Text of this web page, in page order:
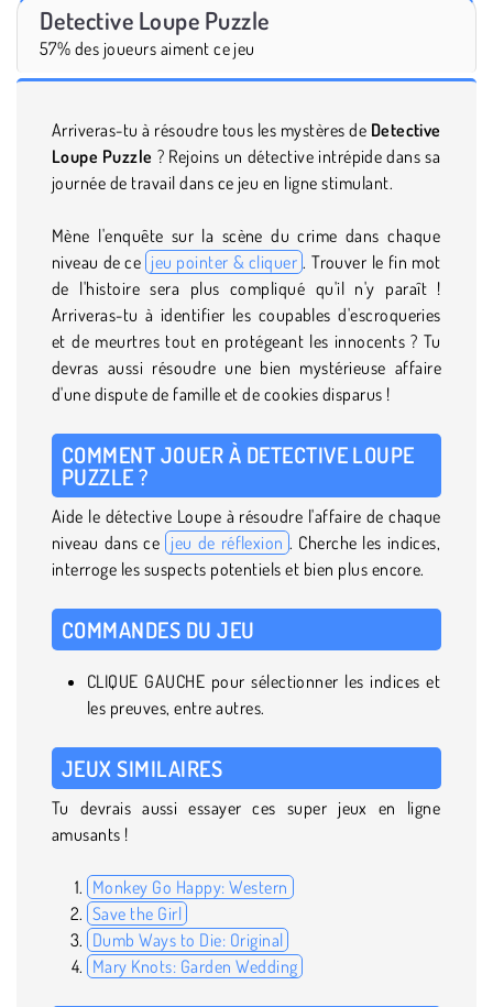
Detective Loupe Puzzle
57% des joueurs aiment ce jeu
Arriveras-tu à résoudre tous les mystères de Detective
Loupe Puzzle ? Rejoins un détective intrépide dans sa
journée de travail dans ce jeu en ligne stimulant.
Mène l'enquête sur la scène du crime dans chaque
niveau de ce jeu pointer & cliquer . Trouver le fin mot
de l'histoire sera plus compliqué qu'il n'y paraît !
Arriveras-tu à identifier les coupables d'escroqueries
et de meurtres tout en protégeant les innocents ? Tu
devras aussi résoudre une bien mystérieuse affaire
d'une dispute de famille et de cookies disparus !
COMMENT JOUER À DETECTIVE LOUPE
PUZZLE ?
Aide le détective Loupe à résoudre l'affaire de chaque
niveau dans ce jeu de réflexion . Cherche les indices,
interroge les suspects potentiels et bien plus encore.
COMMANDES DU JEU
CLIQUE GAUCHE pour sélectionner les indices et
les preuves, entre autres.
JEUX SIMILAIRES
Tu devrais aussi essayer ces super jeux en ligne
amusants !
Monkey Go Happy: Western
Save the Girl
Dumb Ways to Die: Original
Mary Knots: Garden Wedding